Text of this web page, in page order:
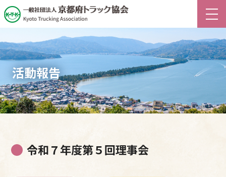
活動報告
令和７年度第５回理事会